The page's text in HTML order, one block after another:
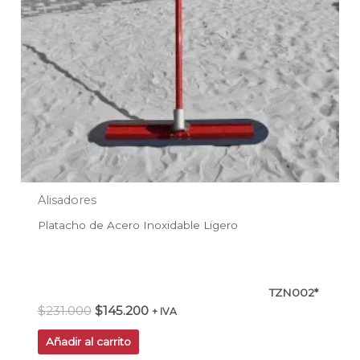
Alisadores
Platacho de Acero Inoxidable Ligero
TZN002*
$231.000 $145.200 + IVA
Añadir al carrito